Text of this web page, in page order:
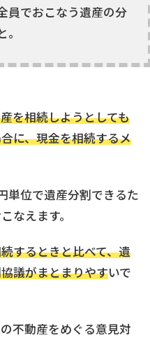
員でおこなう遺産の分
を相続しようとしても
に、現金を相続するメ
単位で遺産分割できるた
なえます。
するときと比べて、遺
議がまとまりやすいで
不動産をめぐる意見対